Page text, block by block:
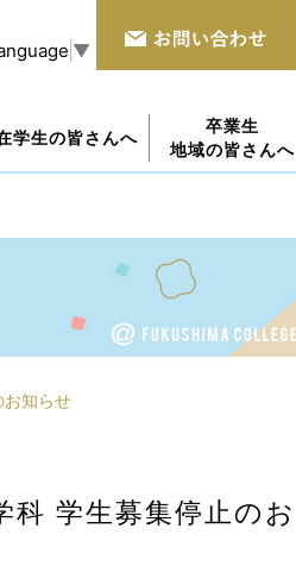
▼
学生の皆さんへ
卒業生
地域の皆さんへ
お知らせ
科 学生募集停止のお